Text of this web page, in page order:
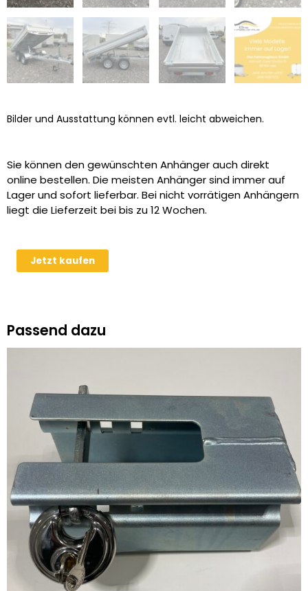
Bilder und Ausstattung können evtl. leicht abweichen.
Sie können den gewünschten Anhänger auch direkt
online bestellen. Die meisten Anhänger sind immer auf
Lager und sofort lieferbar. Bei nicht vorrätigen Anhängern
liegt die Lieferzeit bei bis zu 12 Wochen.
Humbaur
HUK
Tandem
Rückwärtskipper
Jetzt kaufen
Passend dazu